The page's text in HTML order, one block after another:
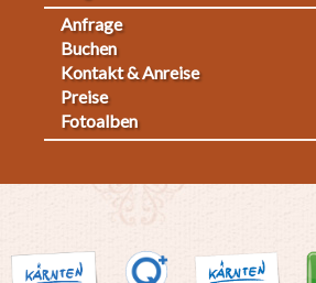
Fußmenü
2
Anfrage
Buchen
Kontakt & Anreise
Preise
Fotoalben